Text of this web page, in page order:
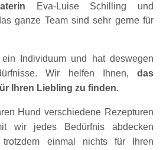
Eva-Luise Schilling und
ganze Team sind sehr gerne für
Individuum und hat deswegen
Wir helfen Ihnen, das
Ihren Liebling zu finden.
Hund verschiedene Rezepturen
wir jedes Bedürfnis abdecken
trotzdem einmal nichts für Ihren